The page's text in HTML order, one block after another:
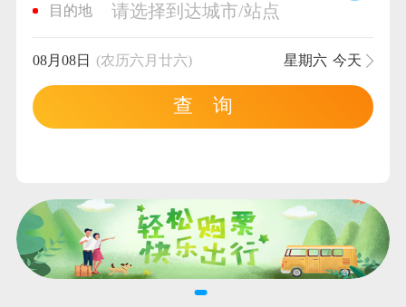
目的地 请选择到达城市/站点
08月08日 (农历六月廿六) 星期六 今天
查 询